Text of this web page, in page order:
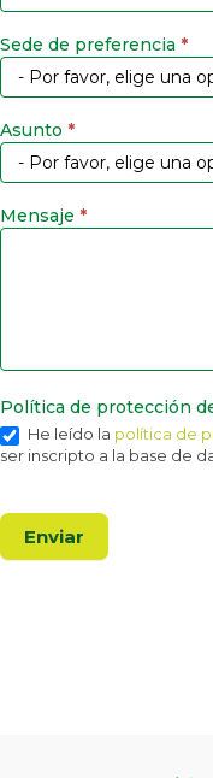
Sede de preferencia *
Asunto *
Mensaje *
Política de protección
He leído la política de
ser inscripto a la base de
Enviar